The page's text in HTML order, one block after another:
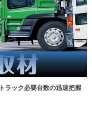
ラック必要台数の迅速把握